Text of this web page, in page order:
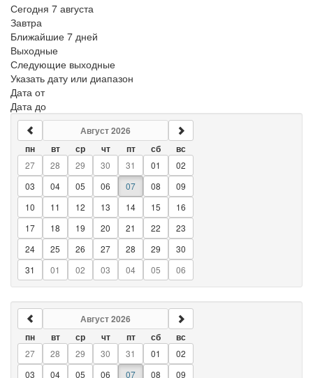
Сегодня 7 августа
Завтра
Ближайшие 7 дней
Выходные
Следующие выходные
Указать дату или диапазон
Дата от
Дата до
Август 2026
пн вт ср чт пт сб
вс
27
28 29 30 31 01
02
03
04 05 06 07 08
09
10
11 12 13 14 15
16
17
18 19 20 21 22
23
24
25 26 27 28 29
30
31
01 02 03 04 05 06
Август 2026
пн вт ср чт пт сб
вс
27
28 29 30 31 01
02
03
04 05 06 07 08 09